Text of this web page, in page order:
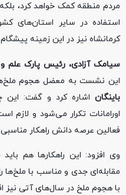
مردم منطقه کمک خواهد کرد،
استفاده در سایر استان‌های
کرمانشاه نیز در این زمینه
سیامک آزادی، رئیس پارک علم و
این نشست به معضل هجوم
باینگان اشاره کرد و گفت:
اورامانات تکرار می‌شود و
فعالین عرصه دانش‌ راهکار مناسبی
وی افزود: این راهکارها هم
مقابله‌ای جدی و مناسب با ملخ‌ها
با هجوم ملخ در سال‌های آتی نیز